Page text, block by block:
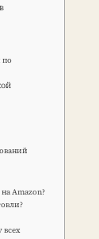
по
Amazon?
всех